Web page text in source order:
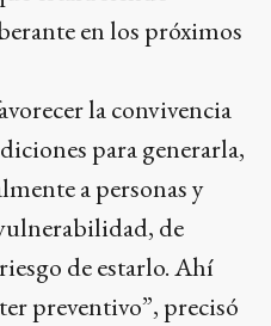
en los próximos
la convivencia
para generarla,
a personas y
de
de estarlo. Ahí
preventivo”, precisó